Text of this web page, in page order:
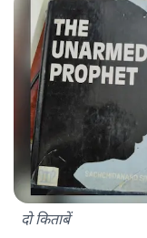
दो किताबें